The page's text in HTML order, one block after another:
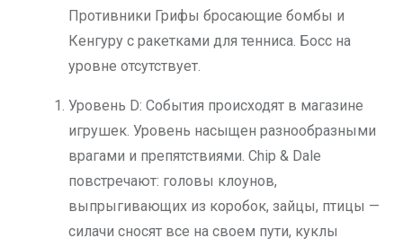
Противники Грифы бросающие бомбы и
Кенгуру с ракетками для тенниса. Босс на
уровне отсутствует.
Уровень D: События происходят в магазине
игрушек. Уровень насыщен разнообразными
врагами и препятствиями. Chip & Dale
повстречают: головы клоунов,
выпрыгивающих из коробок, зайцы, птицы —
силачи сносят все на своем пути, куклы